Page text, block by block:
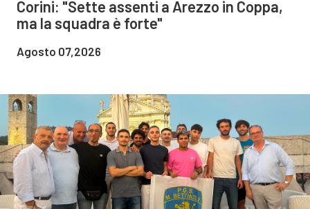
Corini: "Sette assenti a Arezzo in Coppa,
ma la squadra è forte"
Agosto 07,2026